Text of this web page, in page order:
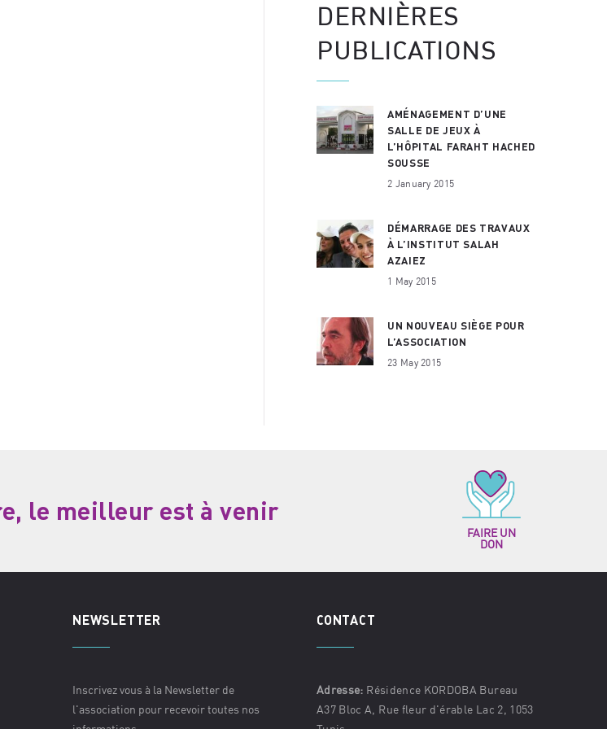
DERNIÈRES
PUBLICATIONS
AMÉNAGEMENT D’UNE
SALLE DE JEUX À
L’HÔPITAL FARAHT HACHED
SOUSSE
2 January 2015
DÉMARRAGE DES TRAVAUX
À L’INSTITUT SALAH
AZAIEZ
1 May 2015
UN NOUVEAU SIÈGE POUR
L’ASSOCIATION
23 May 2015
le meilleur est à venir
FAIRE UN
DON
NEWSLETTER
Inscrivez vous à la Newsletter de
l'association pour recevoir toutes nos
CONTACT
Adresse: Résidence KORDOBA Bureau
A37 Bloc A, Rue fleur d'érable Lac 2, 1053